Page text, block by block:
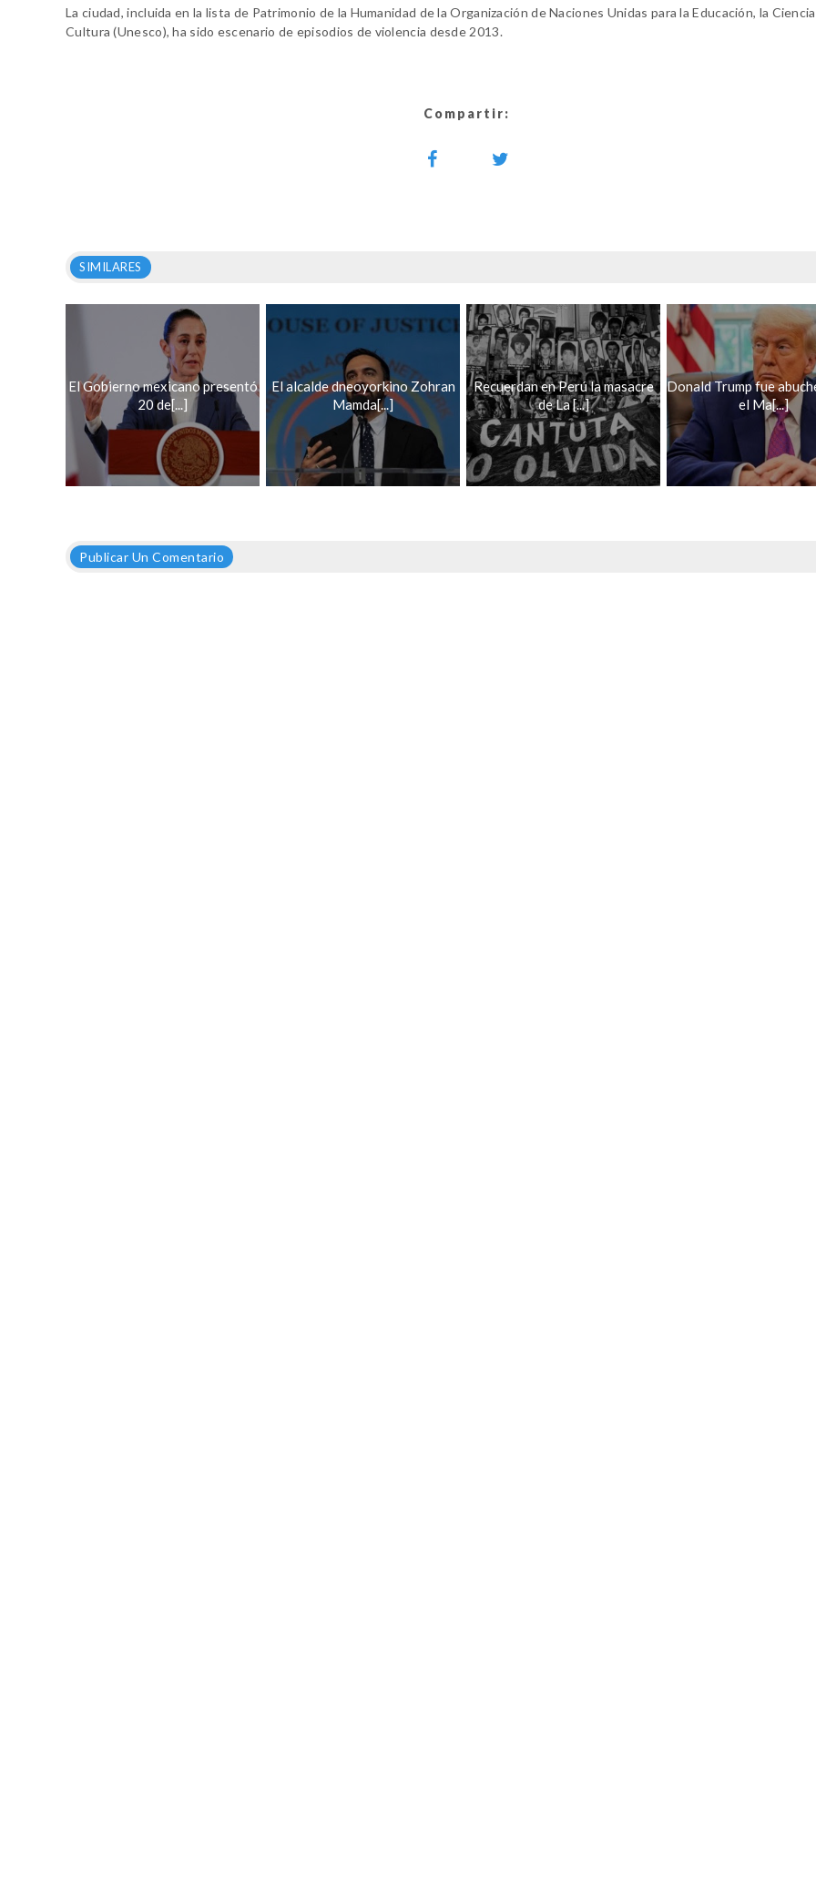
La ciudad, incluida en la lista de Patrimonio de la Humanidad de la Organización de Naciones Unidas para la Educación, la
Cultura (Unesco), ha sido escenario de episodios de violencia desde 2013.
Compartir:
SIMILARES
El Gobierno mexicano presentó
20 de[...]
El alcalde dneoyorkino Zohran
Mamda[...]
Recuerdan en Perú la masacre
de La [...]
Donald Trump fue
el Ma[...]
Publicar Un Comentario